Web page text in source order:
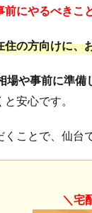
前にやるべきこ
住の方向けに、
場や事前に準備
安心です。
ことで、仙台
＼宅